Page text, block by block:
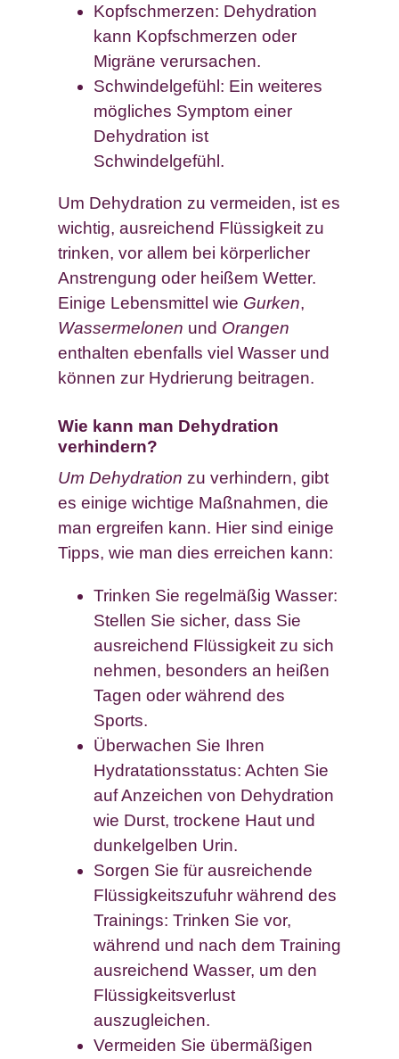
Kopfschmerzen: Dehydration
kann Kopfschmerzen oder
Migräne verursachen.
Schwindelgefühl: Ein weiteres
mögliches Symptom einer
Dehydration ist
Schwindelgefühl.
Um Dehydration zu vermeiden, ist es
wichtig, ausreichend Flüssigkeit zu
trinken, vor allem bei körperlicher
Anstrengung oder heißem Wetter.
Einige Lebensmittel wie Gurken,
Wassermelonen und Orangen
enthalten ebenfalls viel Wasser und
können zur Hydrierung beitragen.
Wie kann man Dehydration
verhindern?
Um Dehydration zu verhindern, gibt
es einige wichtige Maßnahmen, die
man ergreifen kann. Hier sind einige
Tipps, wie man dies erreichen kann:
Trinken Sie regelmäßig Wasser:
Stellen Sie sicher, dass Sie
ausreichend Flüssigkeit zu sich
nehmen, besonders an heißen
Tagen oder während des
Sports.
Überwachen Sie Ihren
Hydratationsstatus: Achten Sie
auf Anzeichen von Dehydration
wie Durst, trockene Haut und
dunkelgelben Urin.
Sorgen Sie für ausreichende
Flüssigkeitszufuhr während des
Trainings: Trinken Sie vor,
während und nach dem Training
ausreichend Wasser, um den
Flüssigkeitsverlust
auszugleichen.
Vermeiden Sie übermäßigen